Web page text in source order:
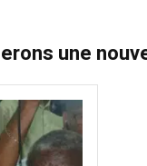
une